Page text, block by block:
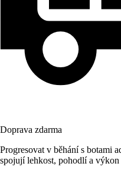
Doprava zdarma
Progresovat v běhání s botami
spojují lehkost, pohodlí a